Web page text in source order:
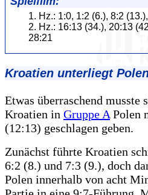
1. Hz.: 1:0, 1:2 (6.), 8:2
2. Hz.: 16:13 (34.), 20:13
28:21
Kroatien unterliegt
Etwas überraschend musste
Kroatien in Gruppe A Polen
(12:13) geschlagen geben.
Zunächst führte Kroatien
6:2 (8.) und 7:3 (9.), doch
Polen innerhalb von acht